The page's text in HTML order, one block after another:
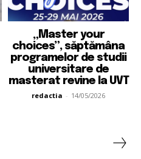
„Master your
choices”, săptămâna
programelor de studii
universitare de
masterat revine la UVT
redactia - 14/05/2026